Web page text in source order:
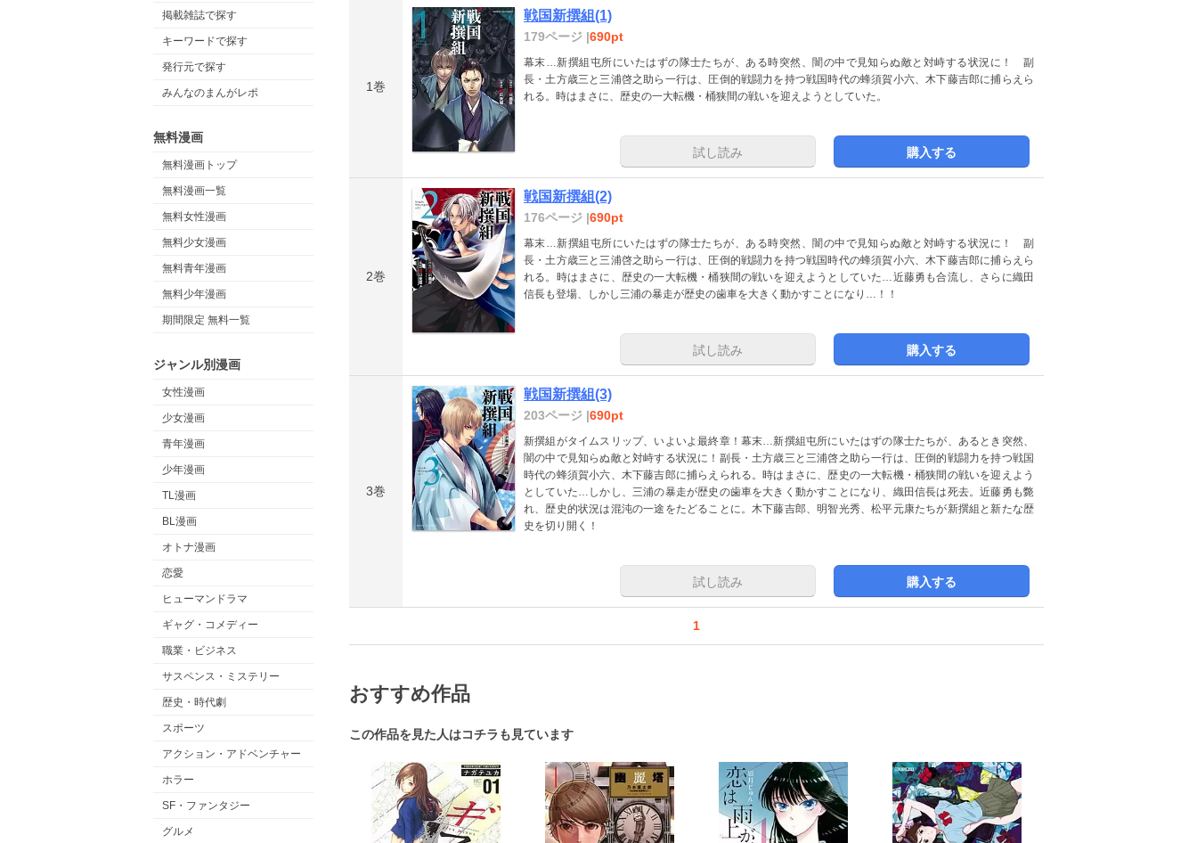
掲載雑誌で探す
キーワードで探す
発行元で探す
みんなのまんがレポ
無料漫画
無料漫画トップ
無料漫画一覧
無料女性漫画
無料少女漫画
無料青年漫画
無料少年漫画
期間限定 無料一覧
ジャンル別漫画
女性漫画
少女漫画
青年漫画
少年漫画
TL漫画
BL漫画
オトナ漫画
恋愛
ヒューマンドラマ
ギャグ・コメディー
職業・ビジネス
サスペンス・ミステリー
歴史・時代劇
スポーツ
アクション・アドベンチャー
ホラー
SF・ファンタジー
グルメ
1巻
戦国新撰組(1)
179ページ |690pt
幕末…新撰組屯所にいたはずの隊士たちが、ある時突然、闇の中で見知らぬ敵と対峙する状況に！ 副
長・土方歳三と三浦啓之助ら一行は、圧倒的戦闘力を持つ戦国時代の蜂須賀小六、木下藤吉郎に捕らえら
れる。時はまさに、歴史の一大転機・桶狭間の戦いを迎えようとしていた。
試し読み 購入する
2巻
戦国新撰組(2)
176ページ |690pt
幕末…新撰組屯所にいたはずの隊士たちが、ある時突然、闇の中で見知らぬ敵と対峙する状況に！ 副
長・土方歳三と三浦啓之助ら一行は、圧倒的戦闘力を持つ戦国時代の蜂須賀小六、木下藤吉郎に捕らえら
れる。時はまさに、歴史の一大転機・桶狭間の戦いを迎えようとしていた…近藤勇も合流し、さらに織田
信長も登場、しかし三浦の暴走が歴史の歯車を大きく動かすことになり…！！
試し読み 購入する
3巻
戦国新撰組(3)
203ページ |690pt
新撰組がタイムスリップ、いよいよ最終章！幕末…新撰組屯所にいたはずの隊士たちが、あるとき突然、
闇の中で見知らぬ敵と対峙する状況に！副長・土方歳三と三浦啓之助ら一行は、圧倒的戦闘力を持つ戦国
時代の蜂須賀小六、木下藤吉郎に捕らえられる。時はまさに、歴史の一大転機・桶狭間の戦いを迎えよう
としていた…しかし、三浦の暴走が歴史の歯車を大きく動かすことになり、織田信長は死去。近藤勇も斃
れ、歴史的状況は混沌の一途をたどることに。木下藤吉郎、明智光秀、松平元康たちが新撰組と新たな歴
史を切り開く！
試し読み 購入する
1
おすすめ作品
この作品を見た人はコチラも見ています